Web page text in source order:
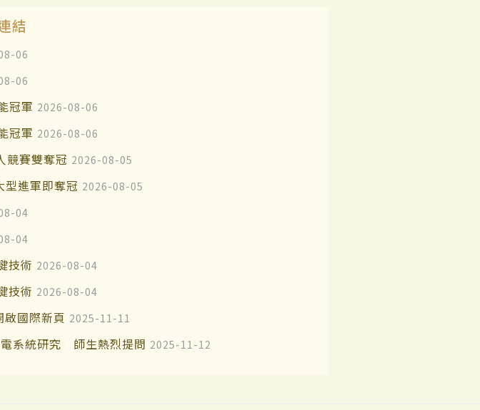
結
06
06
冠軍 2026-08-06
冠軍 2026-08-06
競賽雙奪冠 2026-08-05
進軍即奪冠 2026-08-05
04
04
技術 2026-08-04
技術 2026-08-04
國際新頁 2025-11-11
系統研究 師生熱烈提問 2025-11-12